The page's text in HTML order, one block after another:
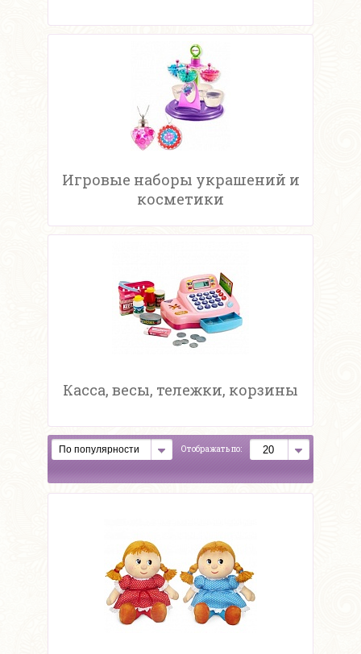
Игровые наборы украшений и
косметики
Касса, весы, тележки, корзины
Отображать по: